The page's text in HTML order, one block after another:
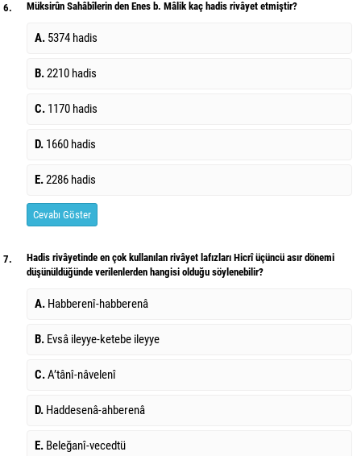
6. Müksirûn Sahâbîlerin den Enes b. Mâlik kaç hadis rivâyet etmiştir?
A. 5374 hadis
B.2210 hadis
C. 1170 hadis
D. 1660 hadis
E.2286 hadis
Cevabı Göster
7.
Hadis rivâyetinde en çok kullanılan rivâyet lafızları Hicrî üçüncü asır dönemi
düşünüldüğünde verilenlerden hangisi olduğu söylenebilir?
A. Habberenî-habberenâ
B. Evsâ ileyye-ketebe ileyye
C.A’tânî-nâvelenî
D. Haddesenâ-ahberenâ
E. Beleğanî-vecedtü